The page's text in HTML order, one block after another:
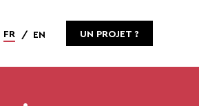
FR EN UN PROJET ?